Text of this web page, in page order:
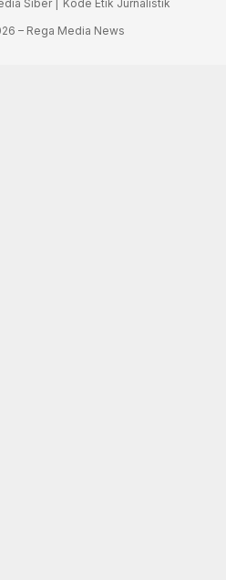
Siber |
Kode Etik Jurnalistik
– Rega Media News